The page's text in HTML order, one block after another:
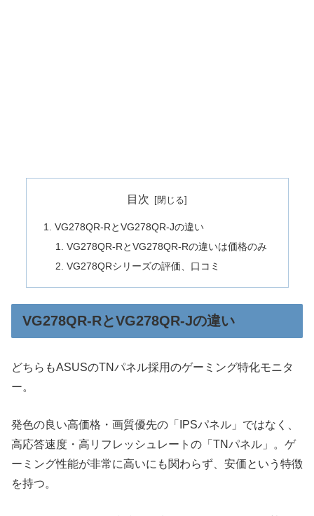
目次
VG278QR-RとVG278QR-Jの違い
VG278QR-RとVG278QR-Rの違いは価格のみ
VG278QRシリーズの評価、口コミ
VG278QR-RとVG278QR-Jの違い
どちらもASUSのTNパネル採用のゲーミング特化モニタ
ー。
発色の良い高価格・画質優先の「IPSパネル」ではなく、
高応答速度・高リフレッシュレートの「TNパネル」。ゲ
ーミング性能が非常に高いにも関わらず、安価という特徴
を持つ。